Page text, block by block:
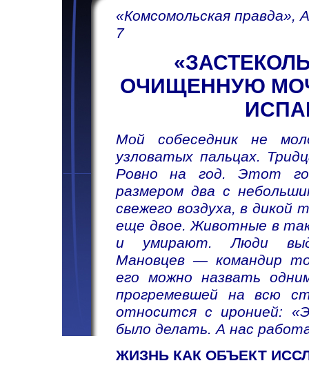
«Комсомольская правда»,
7
ОЧИЩЕННУЮ
Мой собеседник не
узловатых пальцах.
Ровно на год. Этот
размером два с
свежего воздуха, в
еще двое. Животные в
и умирают. Люди
Мановцев — командир
его можно назвать
прогремевшей на всю
относится с иронией:
было делать. А нас
ЖИЗНЬ КАК ОБЪЕКТ